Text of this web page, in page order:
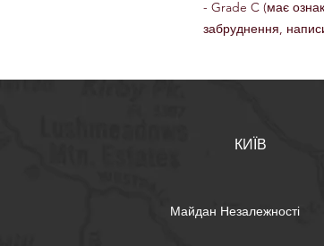
- Grade C (має
забруднення,
КИЇВ
Майдан Незалежності